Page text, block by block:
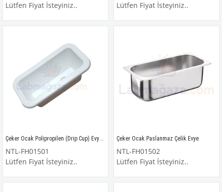
Lütfen Fiyat İsteyiniz..
Lütfen Fiyat İsteyiniz..
Çeker Ocak Polipropilen (Drip Cup) Evyesi
NTL-FH01501
Lütfen Fiyat İsteyiniz..
Çeker Ocak Paslanmaz Çelik Evye
NTL-FH01502
Lütfen Fiyat İsteyiniz..